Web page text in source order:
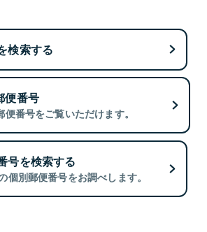
検索する
便番号
番号をご覧いただけます。
号を検索する
個別郵便番号をお調べします。